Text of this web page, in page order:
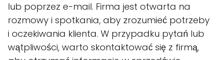
lub poprzez e-mail. Firma jest otwarta na
rozmowy i spotkania, aby zrozumieć potrzeby
i oczekiwania klienta. W przypadku pytań lub
wątpliwości, warto skontaktować się z firmą,